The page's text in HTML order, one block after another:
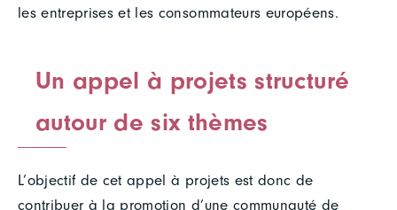
les entreprises et les consommateurs européens.
Un appel à projets structuré
autour de six thèmes
L’objectif de cet appel à projets est donc de
contribuer à la promotion d’une communauté de